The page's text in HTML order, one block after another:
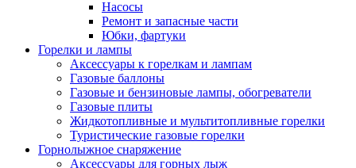
Насосы
Ремонт и запасные части
Юбки, фартуки
Горелки и лампы
Аксессуары к горелкам и лампам
Газовые баллоны
Газовые и бензиновые лампы, обогреватели
Газовые плиты
Жидкотопливные и мультитопливные горелки
Туристические газовые горелки
Горнолыжное снаряжение
Аксессуары для горных лыж